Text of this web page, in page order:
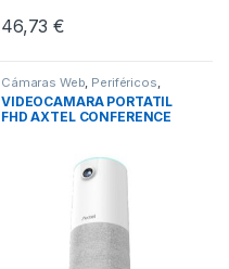
46,73€
Cámaras Web Periféricos
Webcams
VIDEOCAMARA PORTATIL
FHD AXTEL CONFERENCE